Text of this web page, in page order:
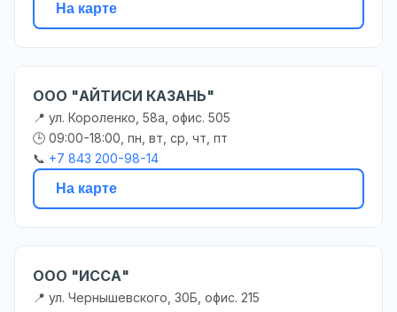
На карте
ООО "АЙТИСИ КАЗАНЬ"
📍 ул. Короленко, 58а, офис. 505
🕒 09:00-18:00, пн, вт, ср, чт, пт
📞 +7 843 200-98-14
На карте
ООО "ИССА"
📍 ул. Чернышевского, 30Б, офис. 215